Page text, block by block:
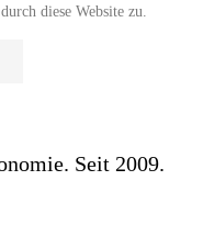
diese Website zu.
Seit 2009.